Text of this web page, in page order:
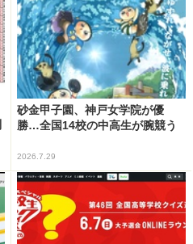
砂金甲子園、神戸女学院が優
勝…全国14校の中高生が腕競う
2026.7.29